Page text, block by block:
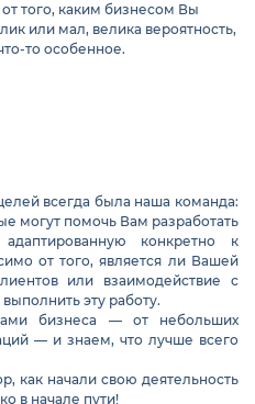
того, каким бизнесом Вы
или мал, велика вероятность,
то особенное.
всегда была наша команда:
могут помочь Вам разработать
конкретно к
от того, является ли Вашей
или взаимодействие с
эту работу.
бизнеса — от небольших
— и знаем, что лучше всего
как начали свою деятельность
в начале пути!